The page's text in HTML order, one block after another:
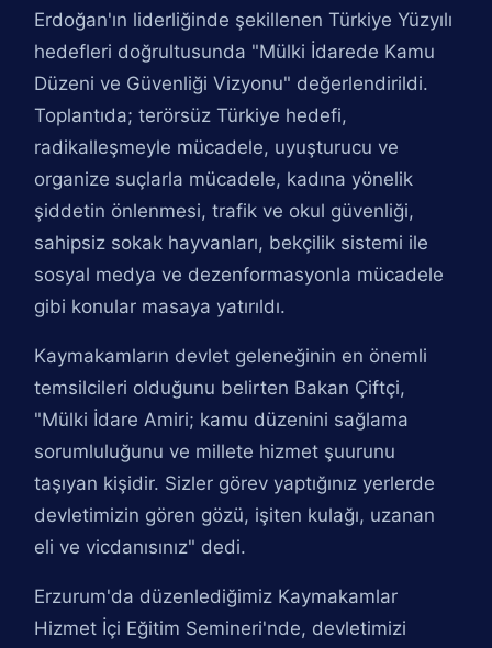
Erdoğan'ın liderliğinde şekillenen Türkiye Yüzyılı
hedefleri doğrultusunda "Mülki İdarede Kamu
Düzeni ve Güvenliği Vizyonu" değerlendirildi.
Toplantıda; terörsüz Türkiye hedefi,
radikalleşmeyle mücadele, uyuşturucu ve
organize suçlarla mücadele, kadına yönelik
şiddetin önlenmesi, trafik ve okul güvenliği,
sahipsiz sokak hayvanları, bekçilik sistemi ile
sosyal medya ve dezenformasyonla mücadele
gibi konular masaya yatırıldı.
Kaymakamların devlet geleneğinin en önemli
temsilcileri olduğunu belirten Bakan Çiftçi,
"Mülki İdare Amiri; kamu düzenini sağlama
sorumluluğunu ve millete hizmet şuurunu
taşıyan kişidir. Sizler görev yaptığınız yerlerde
devletimizin gören gözü, işiten kulağı, uzanan
eli ve vicdanısınız" dedi.
Erzurum'da düzenlediğimiz Kaymakamlar
Hizmet İçi Eğitim Semineri'nde, devletimizi